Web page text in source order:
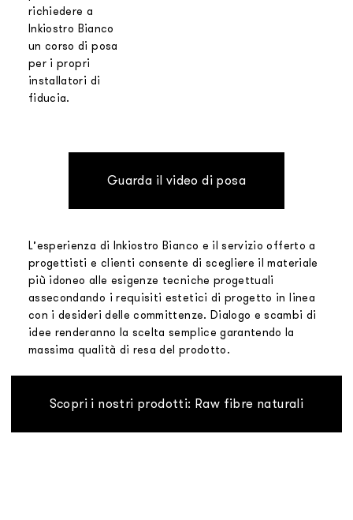
richiedere a
Inkiostro Bianco
un corso di posa
per i propri
installatori di
fiducia.
Guarda il video di posa
L’esperienza di Inkiostro Bianco e il servizio offerto a
progettisti e clienti consente di scegliere il materiale
più idoneo alle esigenze tecniche progettuali
assecondando i requisiti estetici di progetto in linea
con i desideri delle committenze. Dialogo e scambi di
idee renderanno la scelta semplice garantendo la
massima qualità di resa del prodotto.
Scopri i nostri prodotti: Raw fibre naturali